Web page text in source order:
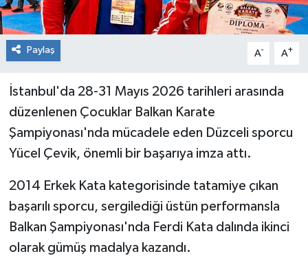
Paylaş A- A+
İstanbul'da 28-31 Mayıs 2026 tarihleri arasında
düzenlenen Çocuklar Balkan Karate
Şampiyonası'nda mücadele eden Düzceli sporcu
Yücel Çevik, önemli bir başarıya imza attı.
2014 Erkek Kata kategorisinde tatamiye çıkan
başarılı sporcu, sergilediği üstün performansla
Balkan Şampiyonası'nda Ferdi Kata dalında ikinci
olarak gümüş madalya kazandı.